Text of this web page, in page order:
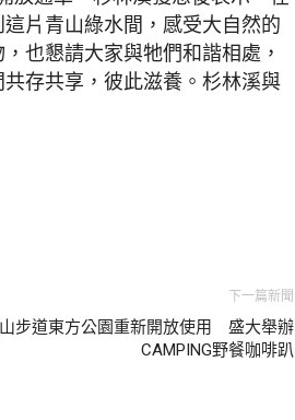
片青山綠水間，感受大自然的
也懇請大家與牠們和諧相處，
存共享，彼此滋養。杉林溪與
下一篇新聞
步道東方公園重新開放使用 盛大舉辦
CAMPING野餐咖啡趴